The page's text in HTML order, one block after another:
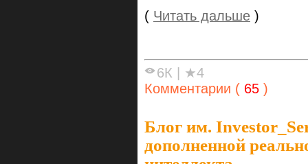
( Читать дальше )
6К
★4
Комментарии ( 65 )
Блог им.
дополненной